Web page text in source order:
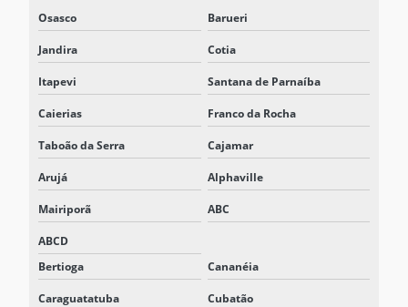
Osasco Barueri
Jandira Cotia
Itapevi Santana de Parnaíba
Caierias Franco da Rocha
Taboão da Serra Cajamar
Arujá Alphaville
Mairiporã ABC
ABCD
Bertioga
Cananéia
Caraguatatuba Cubatão